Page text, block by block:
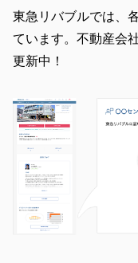
東急リバブルでは、
ています。不動産会
更新中！